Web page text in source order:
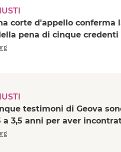
corte d'appello conferma
pena di cinque credenti
testimoni di Geova
a 3,5 anni per aver